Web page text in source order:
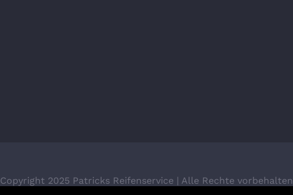
Copyright 2025 Patricks Reifenservice | Alle Rechte vorbehalten